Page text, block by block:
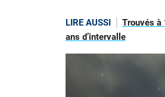
LIRE AUSSI
Trouvés à
ans d’intervalle